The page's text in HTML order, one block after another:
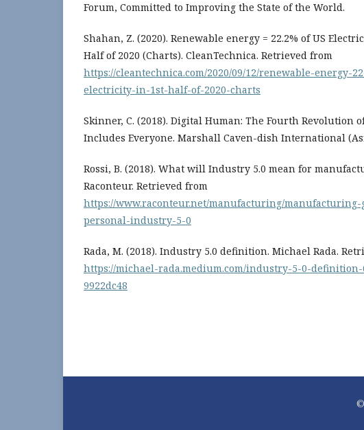
Forum, Committed to Improving the State of the World.
Shahan, Z. (2020). Renewable energy = 22.2% of US
Half of 2020 (Charts). CleanTechnica. Retrieved from
https://cleantechnica.com/2020/09/12/renewable-energy-
electricity-in-1st-half-of-2020-charts
Skinner, C. (2018). Digital Human: The Fourth Revolution
Includes Everyone. Marshall Caven-dish International
Rossi, B. (2018). What will Industry 5.0 mean for
Raconteur. Retrieved from
https://www.raconteur.net/manufacturing/manufacturing-
personal-industry-5-0
Rada, M. (2018). Industry 5.0 definition. Michael Rada.
https://michael-rada.medium.com/industry-5-0-definition-
9922dc48